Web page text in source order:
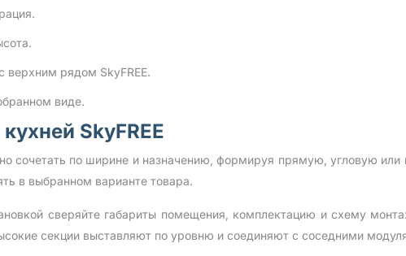
верхним рядом SkyFREE.
виде.
SkyFREE
сочетать по ширине и назначению, формируя прямую, угловую
в выбранном варианте товара.
сверяйте габариты помещения, комплектацию и схему
секции выставляют по уровню и соединяют с соседними